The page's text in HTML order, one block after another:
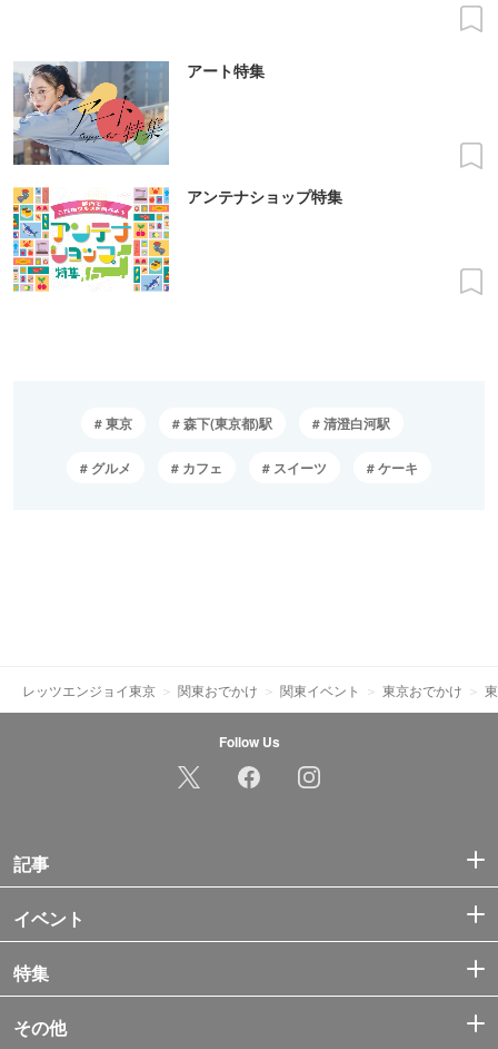
アート特集
アンテナショップ特集
東京 森下(東京都)駅 清澄白河駅
グルメ カフェ スイーツ ケーキ
レッツエンジョイ東京 関東おでかけ 関東イベント 東京おでかけ
Follow Us
記事
イベント
特集
その他